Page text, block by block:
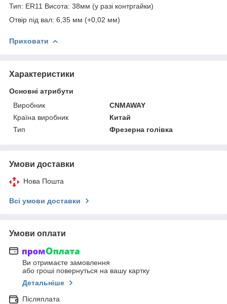
Тип: ER11 Висота: 38мм (у разі контргайки)
Отвір під вал: 6,35 мм (+0,02 мм)
Приховати
Характеристики
Основні атрибути
Виробник
CNMAWAY
Країна виробник
Китай
Тип
Фрезерна голівка
Умови доставки
Нова Пошта
Всі умови доставки
Умови оплати
Ви отримаєте замовлення
або гроші повернуться на вашу картку
Детальніше
Післяплата